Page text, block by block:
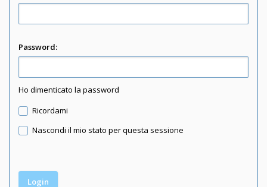
Password:
Ho dimenticato la password
Ricordami
Nascondi il mio stato per questa sessione